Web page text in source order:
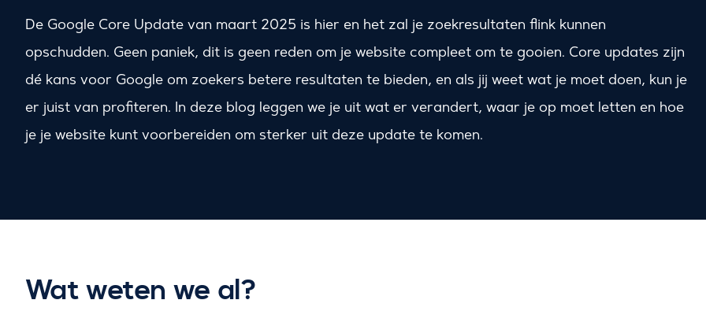
De Google Core Update van maart 2025 is hier en het zal je zoekresultaten flink kunnen
opschudden. Geen paniek, dit is geen reden om je website compleet om te gooien. Core updates zijn
dé kans voor Google om zoekers betere resultaten te bieden, en als jij weet wat je moet doen, kun je
er juist van profiteren. In deze blog leggen we je uit wat er verandert, waar je op moet letten en hoe
je je website kunt voorbereiden om sterker uit deze update te komen.
Wat weten we al?